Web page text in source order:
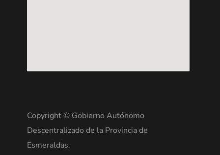
Copyright © Gobierno Autónomo
Descentralizado de la Provincia de
Esmeraldas.